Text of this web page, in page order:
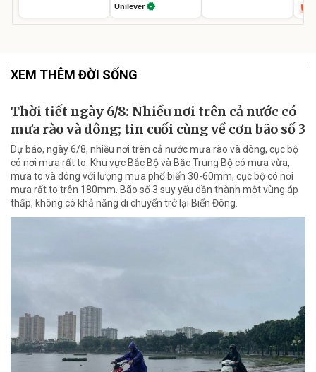
Unilever
XEM THÊM ĐỜI SỐNG
Thời tiết ngày 6/8: Nhiều nơi trên cả nước có
mưa rào và dông; tin cuối cùng về cơn bão số 3
Dự báo, ngày 6/8, nhiều nơi trên cả nước mưa rào và dông, cục bộ
có nơi mưa rất to. Khu vực Bắc Bộ và Bắc Trung Bộ có mưa vừa,
mưa to và dông với lượng mưa phổ biến 30-60mm, cục bộ có nơi
mưa rất to trên 180mm. Bão số 3 suy yếu dần thành một vùng áp
thấp, không có khả năng di chuyển trở lại Biển Đông.